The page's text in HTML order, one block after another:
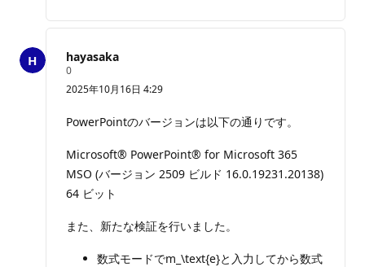
ー
hayasaka
0評
の
イ
ン
2025年10月16日 4:29
PowerPointのバージョンは以下の通りです。
Microsoft® PowerPoint® for Microsoft 365
MSO (バージョン 2509 ビルド 16.0.19231.20138)
64 ビット
また、新たな検証を行いました。
数式モードでm_\text{e}と入力してから数式